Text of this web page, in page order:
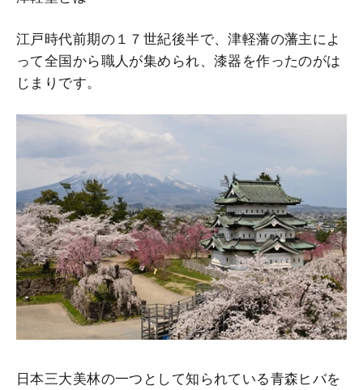
江戸時代前期の１７世紀後半で、津軽藩の藩主によ
って全国から職人が集められ、漆器を作ったのがは
じまりです。
日本三大美林の一つとして知られている青森ヒバを